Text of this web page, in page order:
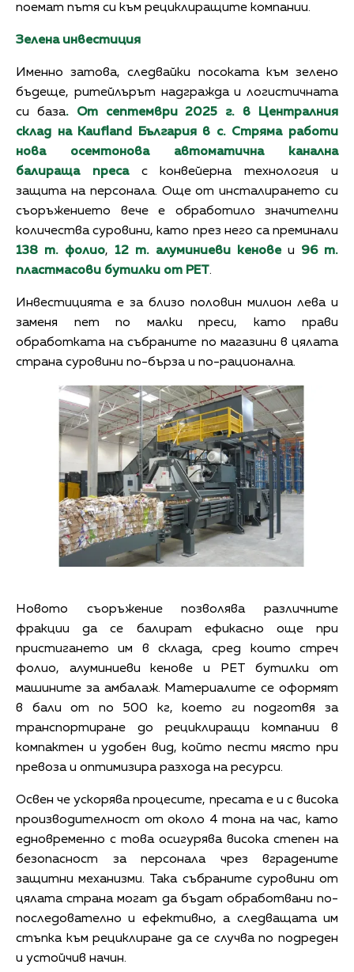
поемат пътя си към рециклиращите компании.
Зелена инвестиция
Именно затова, следвайки посоката към зелено
бъдеще, ритейлърът надгражда и логистичната
си база. От септември 2025 г. в Централния
склад на Kaufland България в с. Стряма работи
нова осемтонова автоматична канална
балираща пресас конвейерна технология и
защита на персонала. Още от инсталирането си
съоръжението вече е обработило значителни
количества суровини, като през него са преминали
138 т. фолио, 12 т. алуминиеви кеновеи 96 т.
пластмасови бутилки от PET.
Инвестицията е за близо половин милион лева и
заменя пет по малки преси, като прави
обработката на събраните по магазини в цялата
страна суровини по-бърза и по-рационална.
Новото съоръжение позволява различните
фракции да се балират ефикасно още при
пристигането им в склада, сред които стреч
фолио, алуминиеви кенове и PET бутилки от
машините за амбалаж. Материалите се оформят
в бали от по 500 кг, което ги подготвя за
транспортиране до рециклиращи компании в
компактен и удобен вид, който пести място при
превоза и оптимизира разхода на ресурси.
Освен че ускорява процесите, пресата е и с висока
производителност от около 4 тона на час, като
едновременно с това осигурява висока степен на
безопасност за персонала чрез вградените
защитни механизми. Така събраните суровини от
цялата страна могат да бъдат обработвани по-
последователно и ефективно, а следващата им
стъпка към рециклиране да се случва по подреден
и устойчив начин.